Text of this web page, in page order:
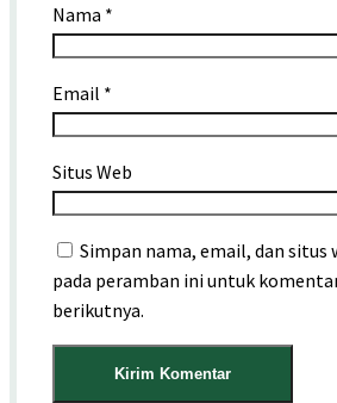
Nama *
Email *
Situs Web
Simpan nama, email, dan situs
pada peramban ini untuk
berikutnya.